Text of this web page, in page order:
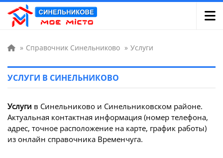
» Справочник Синельниково » Услуги
УСЛУГИ В СИНЕЛЬНИКОВО
Услуги в Синельниково и Синельниковском районе.
Актуальная контактная информация (номер телефона,
адрес, точное расположение на карте, график работы)
из онлайн справочника Временчуга.